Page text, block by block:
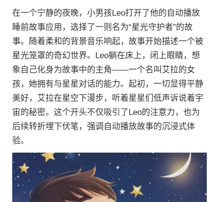
在一个宁静的夜晚，小男孩Leo打开了他的自动播放
睡前故事应用，选择了一则名为“星光守护者”的故
事。随着柔和的背景音乐响起，故事开始描述一个被
星光笼罩的奇幻世界。Leo躺在床上，闭上眼睛，想
象自己化身为故事中的主角——一个名叫艾拉的女
孩，她拥有与星星对话的能力。起初，一切显得平静
美好，艾拉在星空下漫步，听着星星们低声诉说着宇
宙的秘密。这个开头不仅吸引了Leo的注意力，也为
后续转折埋下伏笔，强调自动播放故事的沉浸式体
验。